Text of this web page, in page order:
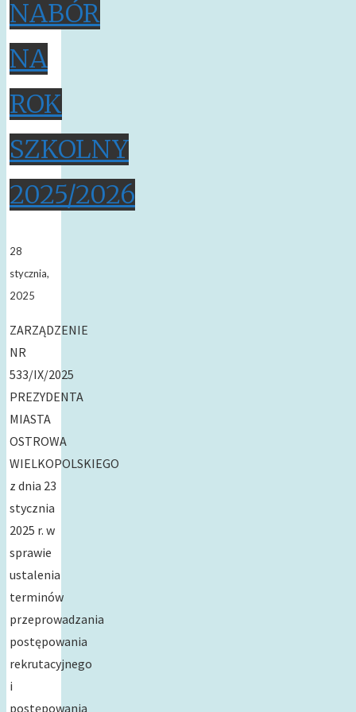
NABÓR
NA
ROK
SZKOLNY
2025/2026
28
stycznia,
2025
ZARZĄDZENIE
NR
533/IX/2025
PREZYDENTA
MIASTA
OSTROWA
WIELKOPOLSKIEGO
z dnia 23
stycznia
2025 r. w
sprawie
ustalenia
terminów
przeprowadzania
postępowania
rekrutacyjnego
i
postępowania